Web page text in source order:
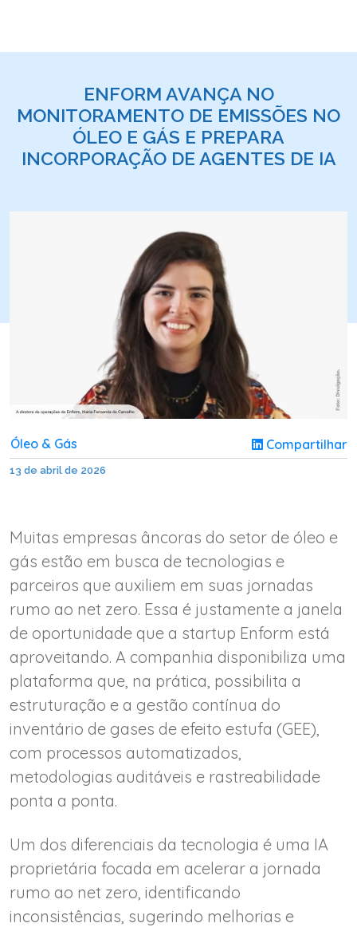
ENFORM AVANÇA NO
MONITORAMENTO DE EMISSÕES NO
ÓLEO E GÁS E PREPARA
INCORPORAÇÃO DE AGENTES DE IA
Óleo & Gás Compartilhar
13 de abril de 2026
Muitas empresas âncoras do setor de óleo e
gás estão em busca de tecnologias e
parceiros que auxiliem em suas jornadas
rumo ao net zero. Essa é justamente a janela
de oportunidade que a startup Enform está
aproveitando. A companhia disponibiliza uma
plataforma que, na prática, possibilita a
estruturação e a gestão contínua do
inventário de gases de efeito estufa (GEE),
com processos automatizados,
metodologias auditáveis e rastreabilidade
ponta a ponta.
Um dos diferenciais da tecnologia é uma IA
proprietária focada em acelerar a jornada
rumo ao net zero, identificando
inconsistências, sugerindo melhorias e